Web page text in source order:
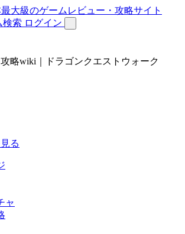
検索 ログイン
略wiki｜ドラゴンクエストウォーク
る
ャ